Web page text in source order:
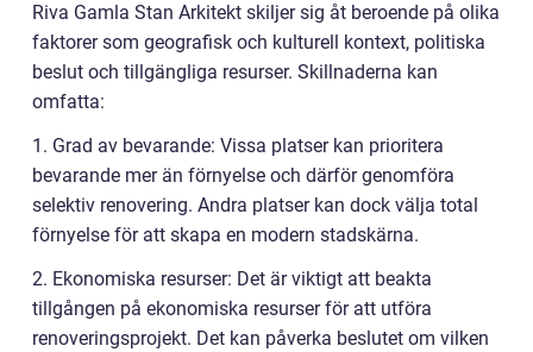
Riva Gamla Stan Arkitekt skiljer sig åt beroende på olika
faktorer som geografisk och kulturell kontext, politiska
beslut och tillgängliga resurser. Skillnaderna kan
omfatta:
1. Grad av bevarande: Vissa platser kan prioritera
bevarande mer än förnyelse och därför genomföra
selektiv renovering. Andra platser kan dock välja total
förnyelse för att skapa en modern stadskärna.
2. Ekonomiska resurser: Det är viktigt att beakta
tillgången på ekonomiska resurser för att utföra
renoveringsprojekt. Det kan påverka beslutet om vilken